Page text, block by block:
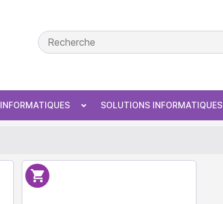
INFORMATIQUES SOLUTIONS INFORMATIQUES